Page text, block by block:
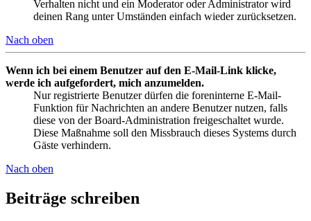
Verhalten nicht und ein Moderator oder Administrator wird
deinen Rang unter Umständen einfach wieder zurücksetzen.
Nach oben
Wenn ich bei einem Benutzer auf den E-Mail-Link klicke,
werde ich aufgefordert, mich anzumelden.
Nur registrierte Benutzer dürfen die foreninterne E-Mail-
Funktion für Nachrichten an andere Benutzer nutzen, falls
diese von der Board-Administration freigeschaltet wurde.
Diese Maßnahme soll den Missbrauch dieses Systems durch
Gäste verhindern.
Nach oben
Beiträge schreiben